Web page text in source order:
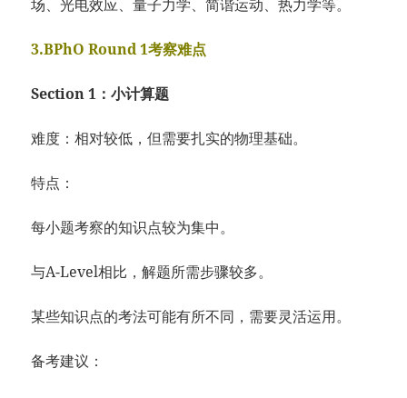
场、光电效应、量子力学、简谐运动、热力学等。
3.BPhO Round 1考察难点
Section 1：小计算题
难度：相对较低，但需要扎实的物理基础。
特点：
每小题考察的知识点较为集中。
与A-Level相比，解题所需步骤较多。
某些知识点的考法可能有所不同，需要灵活运用。
备考建议：